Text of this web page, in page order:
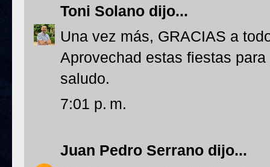
Toni Solano dijo...
Una vez más, GRACIAS a
Aprovechad estas fiestas
saludo.
7:01 p. m.
Juan Pedro Serrano dijo...